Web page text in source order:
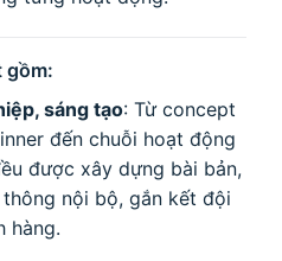
gồm:
sáng tạo: Từ concept
đến chuỗi hoạt động
được xây dựng bài bản,
nội bộ, gắn kết đội
hàng.